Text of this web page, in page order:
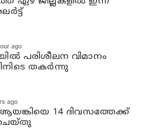
ago
പരിശീലന വിമാനം
തകര്‍ന്നു
ago
14 ദിവസത്തേക്ക്